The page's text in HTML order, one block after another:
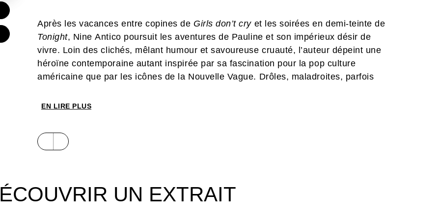
Après les vacances entre copines de Girls don’t cry et les soirées en demi-teinte de
Tonight, Nine Antico poursuit les aventures de Pauline et son impérieux désir de
vivre. Loin des clichés, mêlant humour et savoureuse cruauté, l’auteur dépeint une
héroïne contemporaine autant inspirée par sa fascination pour la pop culture
américaine que par les icônes de la Nouvelle Vague. Drôles, maladroites, parfois
EN LIRE PLUS
UN EXTRAIT